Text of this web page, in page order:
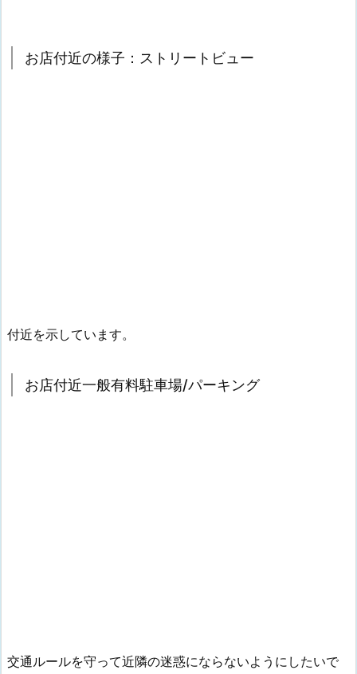
お店付近の様子：ストリートビュー
付近を示しています。
お店付近一般有料駐車場/パーキング
交通ルールを守って近隣の迷惑にならないようにしたいで